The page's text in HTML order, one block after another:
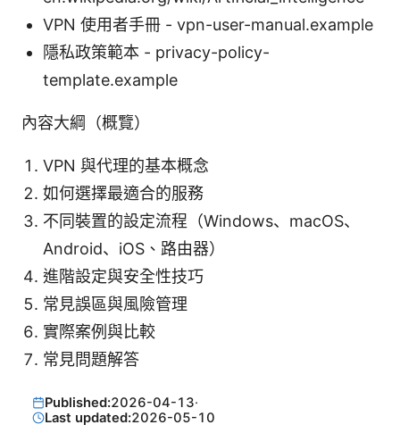
VPN 使用者手冊 - vpn-user-manual.example
隱私政策範本 - privacy-policy-
template.example
內容大綱（概覽）
VPN 與代理的基本概念
如何選擇最適合的服務
不同裝置的設定流程（Windows、macOS、
Android、iOS、路由器）
進階設定與安全性技巧
常見誤區與風險管理
實際案例與比較
常見問題解答
Published:2026-04-13·
Last updated:2026-05-10